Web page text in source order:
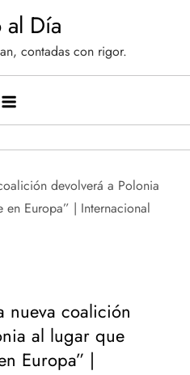
al Día
contadas con rigor.
nueva coalición
al lugar que
Europa” |